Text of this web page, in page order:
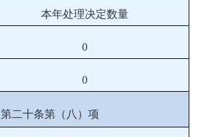
本年处理决定数量
0
0
第二十条第（八）项